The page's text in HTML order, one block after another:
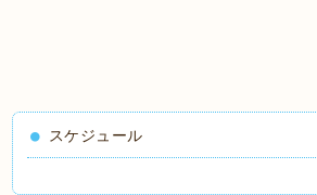
スケジュール